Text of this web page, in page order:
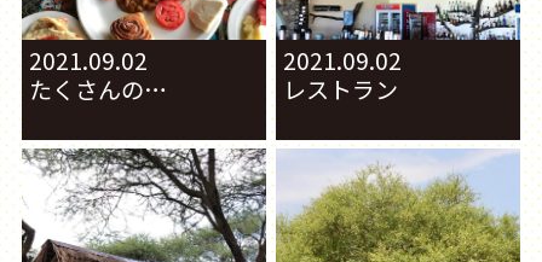
2021.09.02
たくさんの…
2021.09.02
レストラン